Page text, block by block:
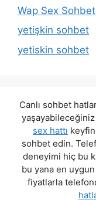
Wap Sex Sohbet
yetişkin sohbet
yetiskin sohbet
Canlı sohbet
sex hattı
sohbet edin.
deneyimi hiç bu
bu yana en
fiyatlarla